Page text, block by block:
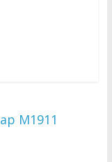
M1911